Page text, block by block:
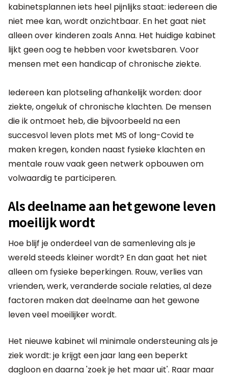
kabinetsplannen iets heel pijnlijks staat: iedereen die
niet mee kan, wordt onzichtbaar. En het gaat niet
alleen over kinderen zoals Anna. Het huidige kabinet
lijkt geen oog te hebben voor kwetsbaren. Voor
mensen met een handicap of chronische ziekte.
Iedereen kan plotseling afhankelijk worden: door
ziekte, ongeluk of chronische klachten. De mensen
die ik ontmoet heb, die bijvoorbeeld na een
succesvol leven plots met MS of long-Covid te
maken kregen, konden naast fysieke klachten en
mentale rouw vaak geen netwerk opbouwen om
volwaardig te participeren.
Als deelname aan het gewone leven
moeilijk wordt
Hoe blijf je onderdeel van de samenleving als je
wereld steeds kleiner wordt? En dan gaat het niet
alleen om fysieke beperkingen. Rouw, verlies van
vrienden, werk, veranderde sociale relaties, al deze
factoren maken dat deelname aan het gewone
leven veel moeilijker wordt.
Het nieuwe kabinet wil minimale ondersteuning als je
ziek wordt: je krijgt een jaar lang een beperkt
dagloon en daarna 'zoek je het maar uit'. Raar maar